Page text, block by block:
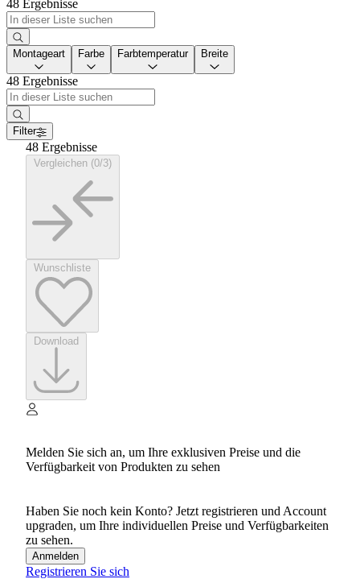
48 Ergebnisse
Montageart Farbe Farbtemperatur Breite
48 Ergebnisse
Filter
48 Ergebnisse
Melden Sie sich an, um Ihre exklusiven Preise und die
Verfügbarkeit von Produkten zu sehen
Haben Sie noch kein Konto? Jetzt registrieren und Account
upgraden, um Ihre individuellen Preise und Verfügbarkeiten
zu sehen.
Anmelden
Registrieren Sie sich